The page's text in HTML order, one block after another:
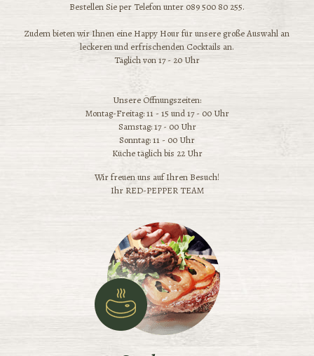
Bestellen Sie per Telefon unter 089 500 80 255.
Zudem bieten wir Ihnen eine Happy Hour für unsere große Auswahl an
leckeren und erfrischenden Cocktails an.
Täglich von 17 - 20 Uhr
Unsere Öffnungszeiten:
Montag-Freitag: 11 - 15 und 17 - 00 Uhr
Samstag: 17 - 00 Uhr
Sonntag: 11 - 00 Uhr
Küche täglich bis 22 Uhr
Wir freuen uns auf Ihren Besuch!
Ihr RED-PEPPER TEAM